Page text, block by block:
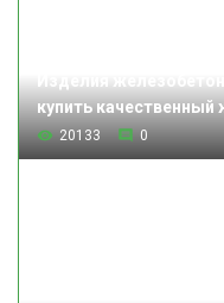
купить
20133 0